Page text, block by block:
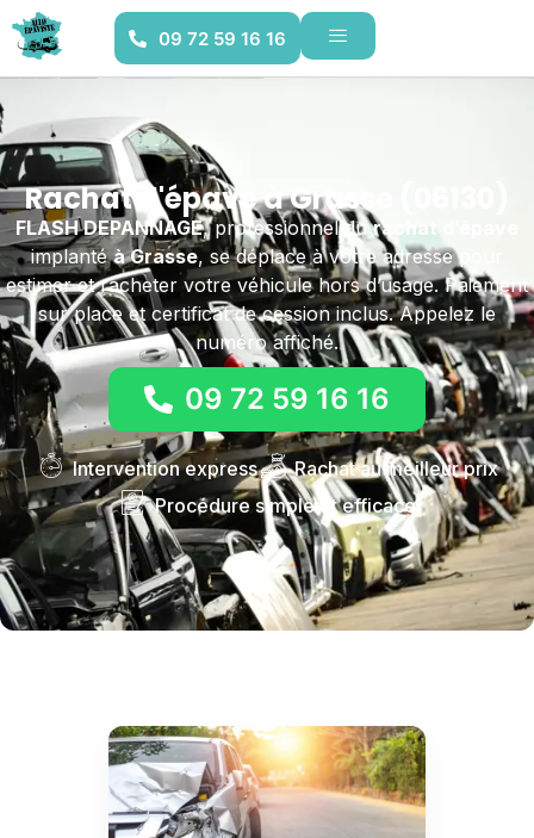
09 72 59 16 16
Rachat d'épave à Grasse (06130)
FLASH DEPANNAGE, professionnel durachat d’épave
implantéà Grasse, se déplace à votre adresse pour
estimer et racheter votre véhicule hors d’usage. Paiement
sur place et certificat de cession inclus. Appelez le
numéro affiché.
09 72 59 16 16
Intervention express
Rachat au meilleur prix
Procédure simple et efficace